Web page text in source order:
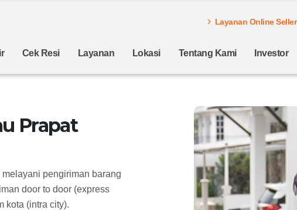
Layanan Online Seller
Cek Resi Layanan Lokasi Tentang Kami Investor
Prapat
pengiriman barang
door to door (express
kota (intra city).